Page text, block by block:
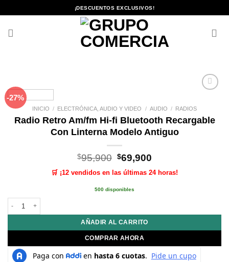
al
¡DESCUENTOS EXCLUSIVOS!
-27%
lista de
deseos
INICIO / ELECTRÓNICA, AUDIO Y VIDEO / AUDIO / RADIOS
Radio Retro Am/fm Hi-fi Bluetooth Recargable
Con Linterna Modelo Antiguo
$95,900 El
precio
original
era:
$69,900
actual
🛒 ¡12 vendidos en las últimas 24 horas!
500 disponibles
Radio Retro Am/fm Hi-fi Bluetooth Recargable Con Linterna Modelo Antiguo
AÑADIR AL CARRITO
COMPRAR AHORA